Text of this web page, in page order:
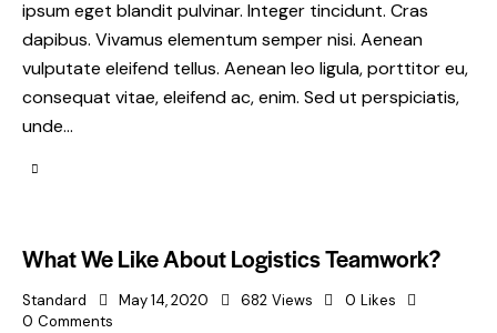
ipsum eget blandit pulvinar. Integer tincidunt. Cras
dapibus. Vivamus elementum semper nisi. Aenean
vulputate eleifend tellus. Aenean leo ligula, porttitor eu,
consequat vitae, eleifend ac, enim. Sed ut perspiciatis,
unde…
What We Like About Logistics Teamwork?
Standard May 14, 2020 682 Views 0 Likes
0 Comments